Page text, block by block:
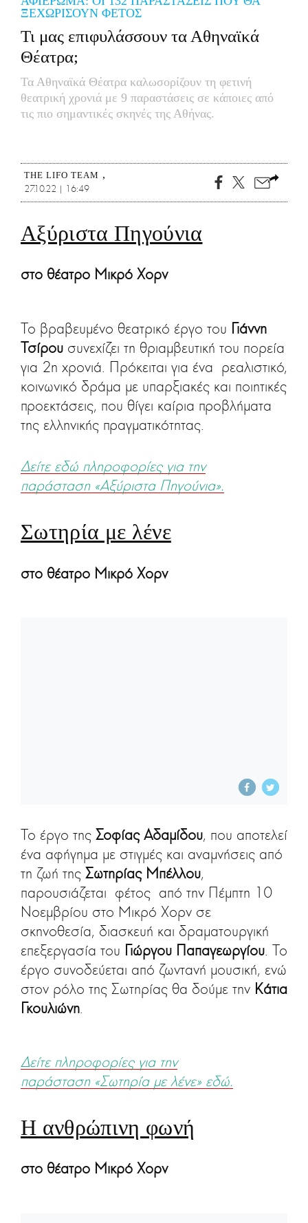
CITY GUIDE
ΑΜΠΑ
PRINT
ΞΕΧΩΡΙΣΟΥΝ ΦΕΤΟΣ
Τι μας επιφυλάσσουν τα Αθηναϊκά
Θέατρα;
Τα Αθηναϊκά Θέατρα καλωσορίζουν τη φετινή
θεατρική χρονιά με 9 παραστάσεις σε κάποιες από
τις πιο σημαντικές σκηνές της Αθήνας.
THE LIFO TEAM
27.10.22 | 16:49
Αξύριστα Πηγούνια
στο θέατρο Μικρό Χορν
Το βραβευμένο θεατρικό έργο του Γιάννη
Τσίρου συνεχίζει τη θριαμβευτική του πορεία
για 2η χρονιά. Πρόκειται για ένα ρεαλιστικό,
κοινωνικό δράμα με υπαρξιακές και ποιητικές
προεκτάσεις, που θίγει καίρια προβλήματα
της ελληνικής πραγματικότητας.
Δείτε εδώ πληροφορίες για την
παράσταση «Αξύριστα Πηγούνια».
Σωτηρία με λένε
στο θέατρο Μικρό Χορν
Το έργο της Σοφίας Αδαμίδου, που αποτελεί
ένα αφήγημα με στιγμές και αναμνήσεις από
τη ζωή της Σωτηρίας Μπέλλου,
παρουσιάζεται φέτος από την Πέμπτη 10
Νοεμβρίου στο Μικρό Χορν σε
σκηνοθεσία, διασκευή και δραματουργική
επεξεργασία του Γιώργου Παπαγεωργίου. Το
έργο συνοδεύεται από ζωντανή μουσική, ενώ
στον ρόλο της Σωτηρίας θα δούμε την Κάτια
Γκουλιώνη.
Δείτε πληροφορίες για την
παράσταση «Σωτηρία με λένε» εδώ.
Η ανθρώπινη φωνή
στο θέατρο Μικρό Χορν